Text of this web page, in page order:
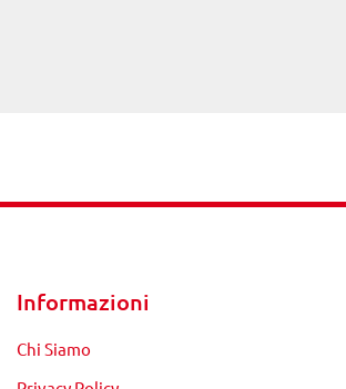
Informazioni
Chi Siamo